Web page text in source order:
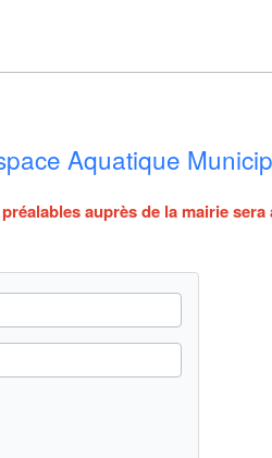
Aquatique
auprès de la mairie sera